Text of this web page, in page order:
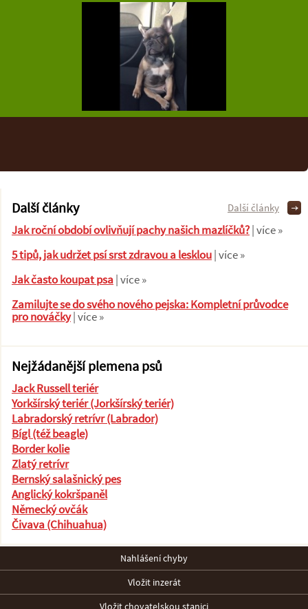
Další články
Jak roční období ovlivňují pachy našich mazlíčků?| více »
5 tipů, jak udržet psí srst zdravou a lesklou| více »
Jak často koupat psa| více »
Zamilujte se do svého nového pejska: Kompletní průvodce
pro nováčky| více »
Další články
Nejžádanější plemena psů
Jack Russell teriér
Yorkšírský teriér (Jorkšírský teriér)
Labradorský retrívr (Labrador)
Bígl (též beagle)
Border kolie
Zlatý retrívr
Bernský salašnický pes
Anglický kokršpaněl
Německý ovčák
Čivava (Chihuahua)
Nahlášení chyby
Vložit inzerát
Vložit chovatelskou stanici